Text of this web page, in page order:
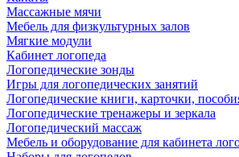
Массажные мячи
Мебель для физкультурных залов
Мягкие модули
Кабинет логопеда
Логопедические зонды
Игры для логопедических занятий
Логопедические книги, карточки,
Логопедические тренажеры и зеркала
Логопедический массаж
Мебель и оборудование для кабинета